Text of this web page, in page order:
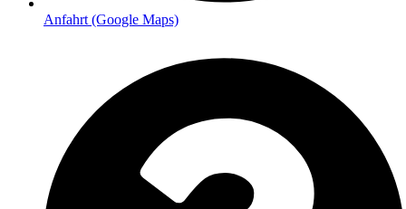
Anfahrt (Google Maps)